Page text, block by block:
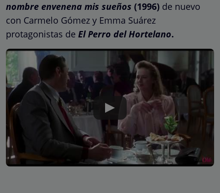
nombre envenena mis sueños (1996) de nuevo
con Carmelo Gómez y Emma Suárez
protagonistas de El Perro del Hortelano.